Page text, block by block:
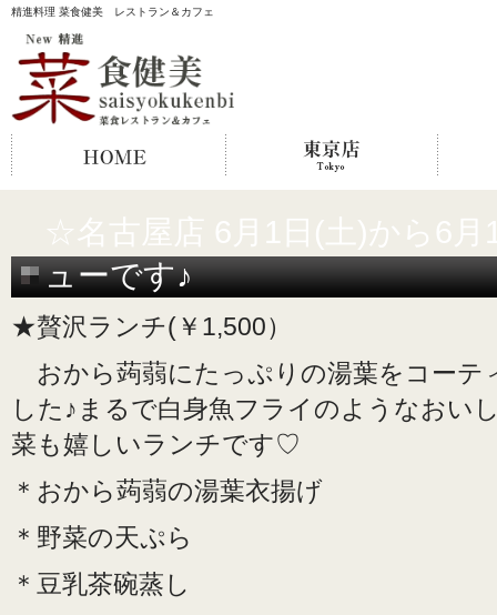
精進料理 菜食健美 レストラン＆カフェ
☆名古屋店 6月1日(土)から6月
ューです♪
★贅沢ランチ(￥1,500）
おから蒟蒻にたっぷりの湯葉をコーテ
した♪まるで白身魚フライのようなおい
菜も嬉しいランチです♡
＊おから蒟蒻の湯葉衣揚げ
＊野菜の天ぷら
＊豆乳茶碗蒸し